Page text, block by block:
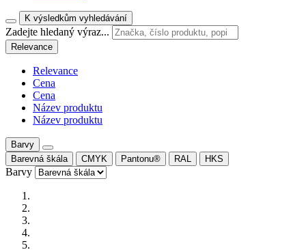
K výsledkům vyhledávání
Zadejte hledaný výraz...
Relevance
Relevance
Cena
Cena
Název produktu
Název produktu
Barvy
Barevná škála
CMYK Pantonu® RAL HKS
Barvy